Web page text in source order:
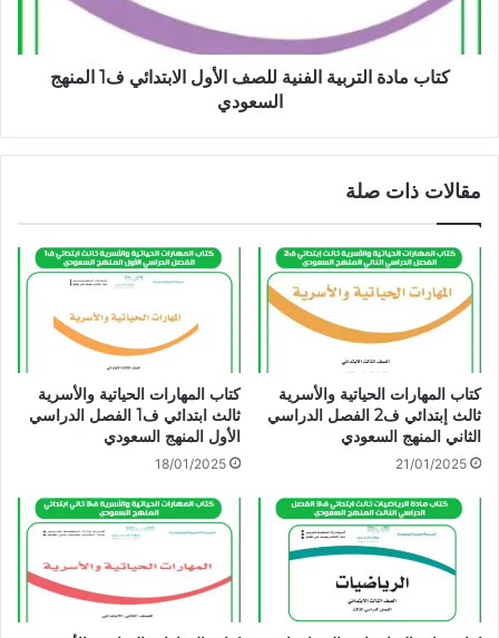
كتاب مادة التربية الفنية للصف الأول الابتدائي ف1 المنهج
السعودي
مقالات ذات صلة
كتاب المهارات الحياتية والأسرية
ثالث إبتدائي ف2 الفصل الدراسي
الثاني المنهج السعودي
21/01/2025
كتاب المهارات الحياتية والأسرية
ثالث ابتدائي ف1 الفصل الدراسي
الأول المنهج السعودي
18/01/2025